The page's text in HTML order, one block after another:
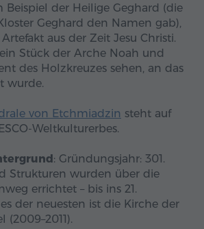
Beispiel der Heilige Geghard (die
Geghard den Namen gab),
aus der Zeit Jesu Christi.
Stück der Arche Noah und
des Holzkreuzes sehen, an das
wurde.
von Etchmiadzin steht auf
Weltkulturerbes.
: Gründungsjahr: 301.
Strukturen wurden über die
errichtet – bis ins 21.
der neuesten ist die Kirche der
(2009–2011).